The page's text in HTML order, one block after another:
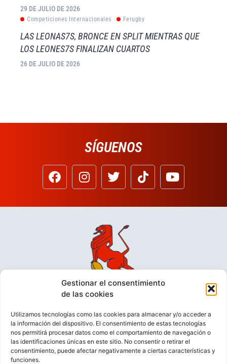
Gestionar el consentimiento
de las cookies
Utilizamos tecnologías como las cookies para almacenar y/o acceder a
la información del dispositivo. El consentimiento de estas tecnologías
nos permitirá procesar datos como el comportamiento de navegación o
las identificaciones únicas en este sitio. No consentir o retirar el
consentimiento, puede afectar negativamente a ciertas características y
funciones.
29 DE JULIO DE 2026
Competiciones Internacionales Ferugby
LAS LEONAS7S, BRONCE EN SPLIT MIENTRAS QUE
LOS LEONES7S FINALIZAN CUARTOS
26 DE JULIO DE 2026
SÍGUENOS